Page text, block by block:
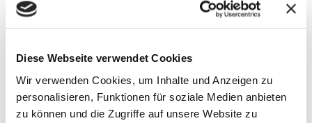
Diese Webseite verwendet Cookies
Wir verwenden Cookies, um Inhalte und Anzeigen zu
personalisieren, Funktionen für soziale Medien anbieten
zu können und die Zugriffe auf unsere Website zu
– Persönliches Fitnesslevel
– Präferierte Trainingsmethode des Kunden
Nachdem ich diese Aspekte in Gesprächen mit Kollegen
sicherzustellen, dass sie alle relevant sind.